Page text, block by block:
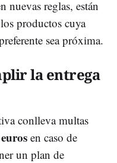
nuevas reglas, están
productos cuya
sea próxima.
la entrega
conlleva multas
en caso de
un plan de